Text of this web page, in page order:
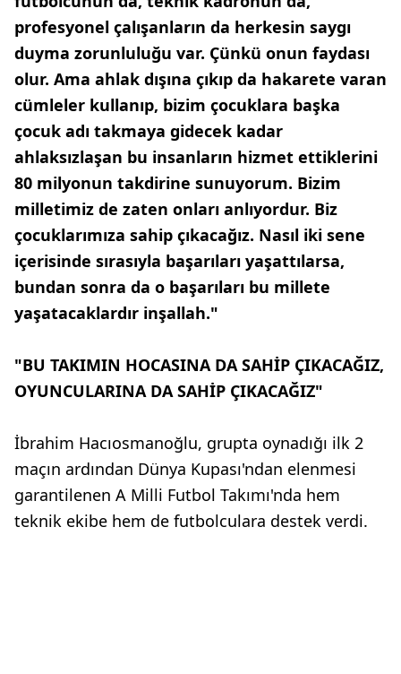
profesyonel çalışanların da herkesin saygı
duyma zorunluluğu var. Çünkü onun faydası
olur. Ama ahlak dışına çıkıp da hakarete varan
cümleler kullanıp, bizim çocuklara başka
çocuk adı takmaya gidecek kadar
ahlaksızlaşan bu insanların hizmet ettiklerini
80 milyonun takdirine sunuyorum. Bizim
milletimiz de zaten onları anlıyordur. Biz
çocuklarımıza sahip çıkacağız. Nasıl iki sene
içerisinde sırasıyla başarıları yaşattılarsa,
bundan sonra da o başarıları bu millete
yaşatacaklardır inşallah."
"BU TAKIMIN HOCASINA DA SAHİP ÇIKACAĞIZ,
OYUNCULARINA DA SAHİP ÇIKACAĞIZ"
İbrahim Hacıosmanoğlu, grupta oynadığı ilk 2
maçın ardından Dünya Kupası'ndan elenmesi
garantilenen A Milli Futbol Takımı'nda hem
teknik ekibe hem de futbolculara destek verdi.